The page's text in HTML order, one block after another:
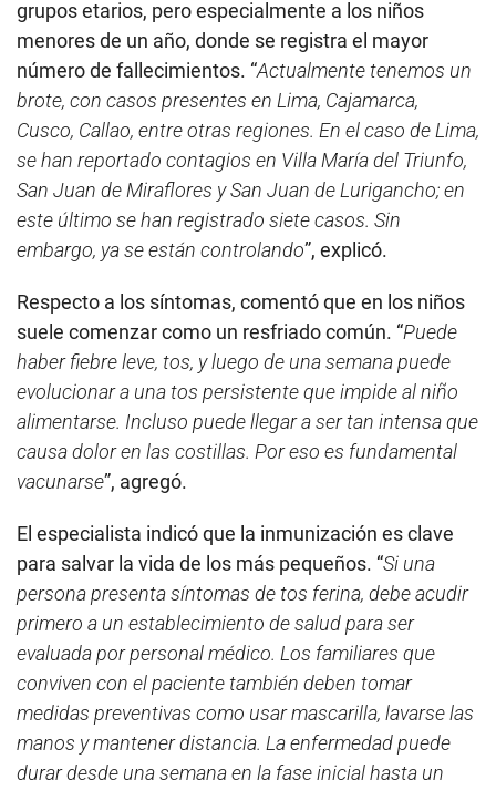
grupos etarios, pero especialmente a los niños
menores de un año, donde se registra el mayor
número de fallecimientos. “Actualmente tenemos un
brote, con casos presentes en Lima, Cajamarca,
Cusco, Callao, entre otras regiones. En el caso de Lima,
se han reportado contagios en Villa María del Triunfo,
San Juan de Miraflores y San Juan de Lurigancho; en
este último se han registrado siete casos. Sin
embargo, ya se están controlando”, explicó.
Respecto a los síntomas, comentó que en los niños
suele comenzar como un resfriado común. “Puede
haber fiebre leve, tos, y luego de una semana puede
evolucionar a una tos persistente que impide al niño
alimentarse. Incluso puede llegar a ser tan intensa que
causa dolor en las costillas. Por eso es fundamental
vacunarse”, agregó.
El especialista indicó que la inmunización es clave
para salvar la vida de los más pequeños. “Si una
persona presenta síntomas de tos ferina, debe acudir
primero a un establecimiento de salud para ser
evaluada por personal médico. Los familiares que
conviven con el paciente también deben tomar
medidas preventivas como usar mascarilla, lavarse las
manos y mantener distancia. La enfermedad puede
durar desde una semana en la fase inicial hasta un